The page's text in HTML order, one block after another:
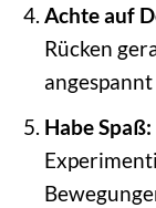
Achte auf
Rücken
Habe Spaß: